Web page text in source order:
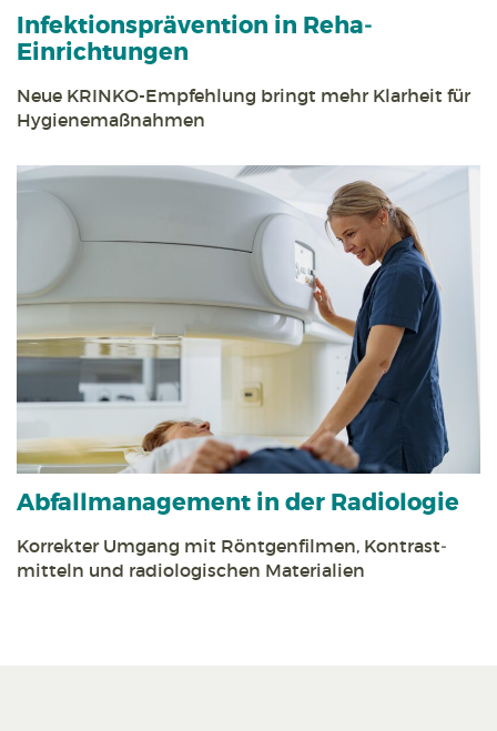
Infektions­prävention in Reha­
Einrichtungen
Neue KRINKO-Empfehlung bringt mehr Klarheit für
Hygiene­maßnahmen
Abfall­management in der Radiologie
Korrekter Umgang mit Röntgen­filmen, Kontrast­
mitteln und radiologischen Materialien